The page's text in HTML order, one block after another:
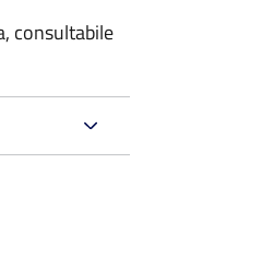
consultabile